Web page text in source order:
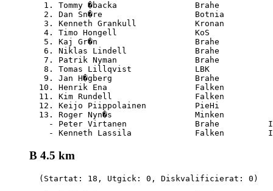
1. Tommy �backa                Brahe
2. Dan Sn�re                   Botnia
3. Kenneth Grankull            Kronan
4. Timo Hongell                KoS
5. Kaj Gr�n                    Brahe
6. Niklas Lindell              Brahe
7. Patrik Nyman                Brahe
8. Tomas Lillqvist             LBK
9. Jan H�gberg                 Brahe
10. Henrik Ena                  Falken
11. Kim Rundell                 Falken
12. Keijo Piippolainen          PieHi
13. Roger Nyn�s                 Minken
- Peter Virtanen              Brahe
B 4.5 km
  (Startat: 18, Utgick: 0, Diskvalificierat: 0)